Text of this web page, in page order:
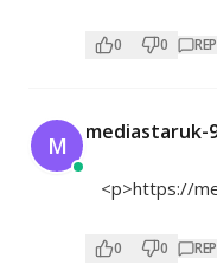
0 0
M mediastaruk-
<p>https://
0 0